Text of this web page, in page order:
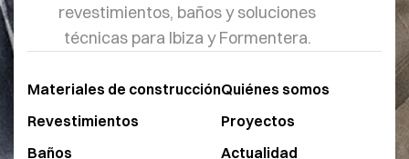
revestimientos, baños y soluciones
técnicas para Ibiza y Formentera.
Materiales de construcción
Revestimientos
Baños
Quiénes somos
Proyectos
Actualidad